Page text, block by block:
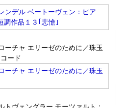
ーチャ エリーゼのために／珠玉
ード
トヴェングラー モーツァルト：